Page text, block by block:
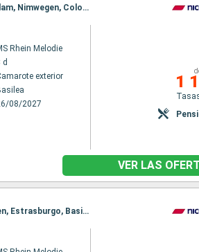
Itinerario : Basilea, Estrasburgo, Ludwigshafen, Rudesheim, Coblenza, Colonia, Amsterdam, Nimwegen, Colonia
Rhein Melodie
d
exterior
08/2027
1
VER LAS
Itinerario : Colonia, Amsterdam, Nimwegen, Colonia, Coblenza, Rudesheim, Ludwigshafen, Estrasburgo, Basilea